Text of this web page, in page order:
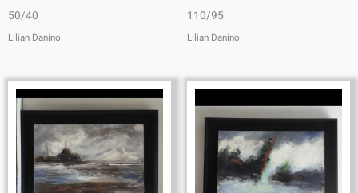
50/40
Lilian Danino
110/95
Lilian Danino